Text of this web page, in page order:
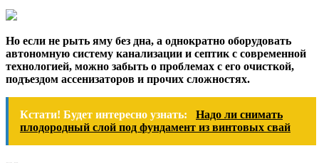
Но если не рыть яму без дна, а однократно оборудовать
автономную систему канализации и септик с современной
технологией, можно забыть о проблемах с его очисткой,
подъездом ассенизаторов и прочих сложностях.
Кстати! Будет интересно узнать:
Надо ли снимать
плодородный слой под фундамент из винтовых свай